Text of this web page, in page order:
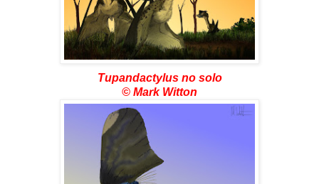
Tupandactylus no solo
© Mark Witton